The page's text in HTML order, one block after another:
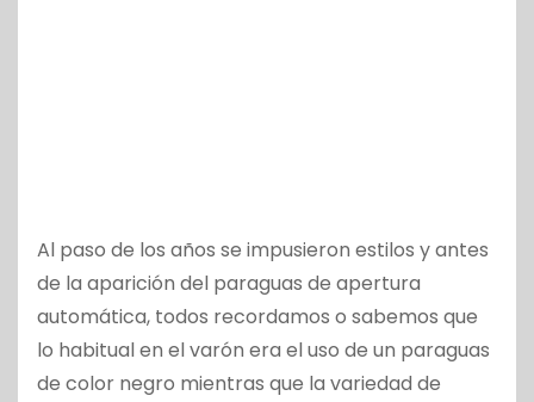
Al paso de los años se impusieron estilos y antes
de la aparición del paraguas de apertura
automática, todos recordamos o sabemos que
lo habitual en el varón era el uso de un paraguas
de color negro mientras que la variedad de